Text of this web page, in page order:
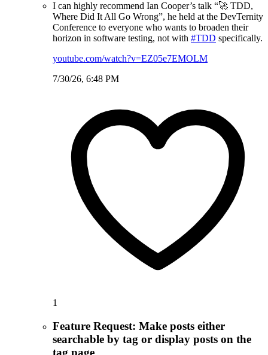
I can highly recommend Ian Cooper’s talk “🚀 TDD,
Where Did It All Go Wrong”, he held at the DevTernity
Conference to everyone who wants to broaden their
horizon in software testing, not with #TDD specifically.
youtube.com/watch?v=EZ05e7EMOLM
7/30/26, 6:48 PM
1
Feature Request: Make posts either
searchable by tag or display posts on the
tag page